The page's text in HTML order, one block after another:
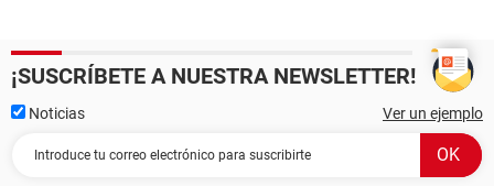
¡SUSCRÍBETE A NUESTRA NEWSLETTER!
Noticias Ver un ejemplo